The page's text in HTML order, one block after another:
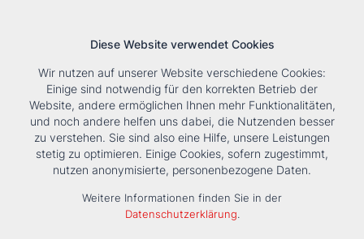
Tools Unternehmen Karriere KontaktSuche
HOME › PRODUKTE › HEIZUNG › LUFTHEIZER › LH ›
LUFTHEIZER LH 25 6KW (2X3KW)
Diese Website verwendet Cookies
Wir nutzen auf unserer Website verschiedene Cookies:
Einige sind notwendig für den korrekten Betrieb der
Website, andere ermöglichen Ihnen mehr Funktionalitäten,
und noch andere helfen uns dabei, die Nutzenden besser
zu verstehen. Sie sind also eine Hilfe, unsere Leistungen
stetig zu optimieren. Einige Cookies, sofern zugestimmt,
nutzen anonymisierte, personenbezogene Daten.
Weitere Informationen finden Sie in der
Datenschutzerklärung.